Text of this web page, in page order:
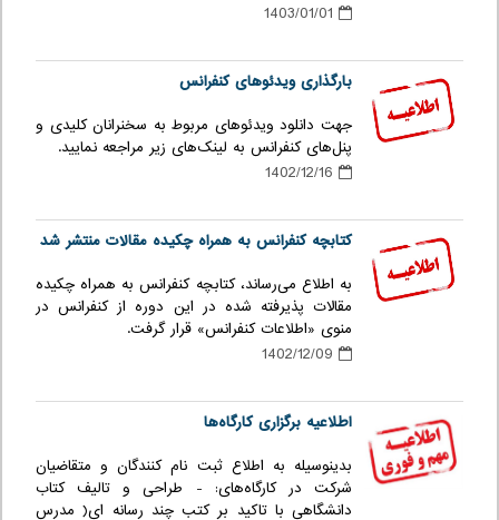
بارگذاری ویدئوهای کنفرانس
جهت دانلود ویدئوهای مربوط به سخنرانان کلیدی و
پنل‌های کنفرانس به لینک‌های زیر مراجعه نمایید.
کتابچه کنفرانس به همراه چکیده مقالات منتشر شد
به اطلاع می‌رساند، کتابچه کنفرانس به همراه چکیده
مقالات پذیرفته شده در این دوره از کنفرانس در
منوی «اطلاعات کنفرانس» قرار گرفت.
اطلاعیه برگزاری کارگاه‌ها
بدینوسیله به اطلاع ثبت نام کنندگان و متقاضیان
شرکت در کارگاه‌های: - طراحی و تالیف کتاب
دانشگاهی با تاکید بر کتب چند رسانه ای( مدرس